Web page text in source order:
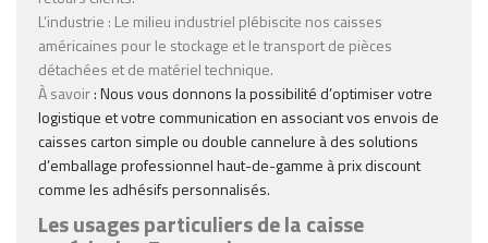
L’industrie : Le milieu industriel plébiscite nos caisses
américaines pour le stockage et le transport de pièces
détachées et de matériel technique.
À savoir: Nous vous donnons la possibilité d’optimiser votre
logistique et votre communication en associant vos envois de
caisses carton simple ou double cannelure à des solutions
d’emballage professionnel haut-de-gamme à prix discount
comme les adhésifs personnalisés.
Les usages particuliers de la caisse